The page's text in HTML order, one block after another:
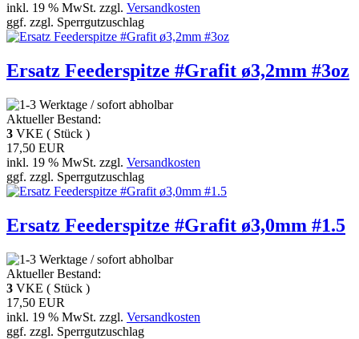
inkl. 19 % MwSt. zzgl. Versandkosten
ggf. zzgl. Sperrgutzuschlag
Ersatz Feederspitze #Grafit ø3,2mm #3oz
Aktueller Bestand:
3 VKE ( Stück )
17,50 EUR
inkl. 19 % MwSt. zzgl. Versandkosten
ggf. zzgl. Sperrgutzuschlag
Ersatz Feederspitze #Grafit ø3,0mm #1.5
Aktueller Bestand:
3 VKE ( Stück )
17,50 EUR
inkl. 19 % MwSt. zzgl. Versandkosten
ggf. zzgl. Sperrgutzuschlag